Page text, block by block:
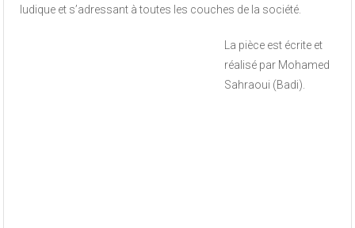
ludique et s’adressant à toutes les couches de la société.
La pièce est écrite et
réalisé par Mohamed
Sahraoui (Badi).